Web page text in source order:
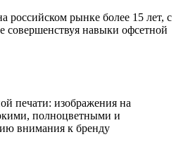
российском рынке более 15 лет, с
совершенствуя навыки офсетной
печати: изображения на
полноцветными и
внимания к бренду